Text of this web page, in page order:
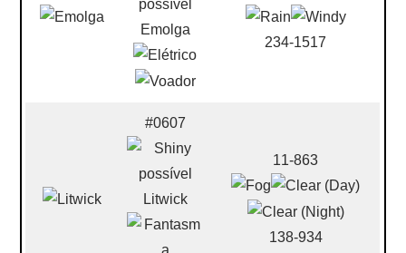
Emolga
234-1517
#0607
Litwick
11-863
138-934